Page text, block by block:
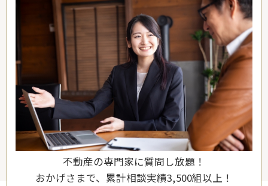
不動産の専門家に質問し放題！
おかげさまで、累計相談実績3,500組以上！